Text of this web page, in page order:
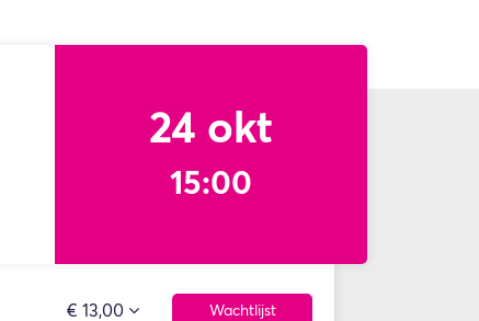
24 okt
15:00
€ 13,00 Wachtlijst